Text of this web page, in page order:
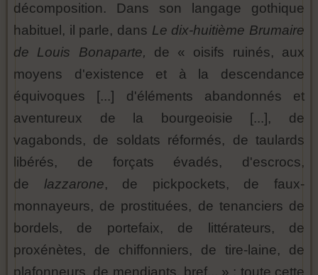
décomposition. Dans son langage gothique
habituel, il parle, dans Le dix-huitième Brumaire
de Louis Bonaparte, de « oisifs ruinés, aux
moyens d'existence et à la descendance
équivoques [...] d'éléments abandonnés et
aventureux de la bourgeoisie [...], de
vagabonds, de soldats réformés, de taulards
libérés, de forçats évadés, d'escrocs,
de lazzarone, de pickpockets, de faux-
monnayeurs, de prostituées, de tenanciers de
bordels, de portefaix, de littérateurs, de
proxénètes, de chiffonniers, de tire-laine, de